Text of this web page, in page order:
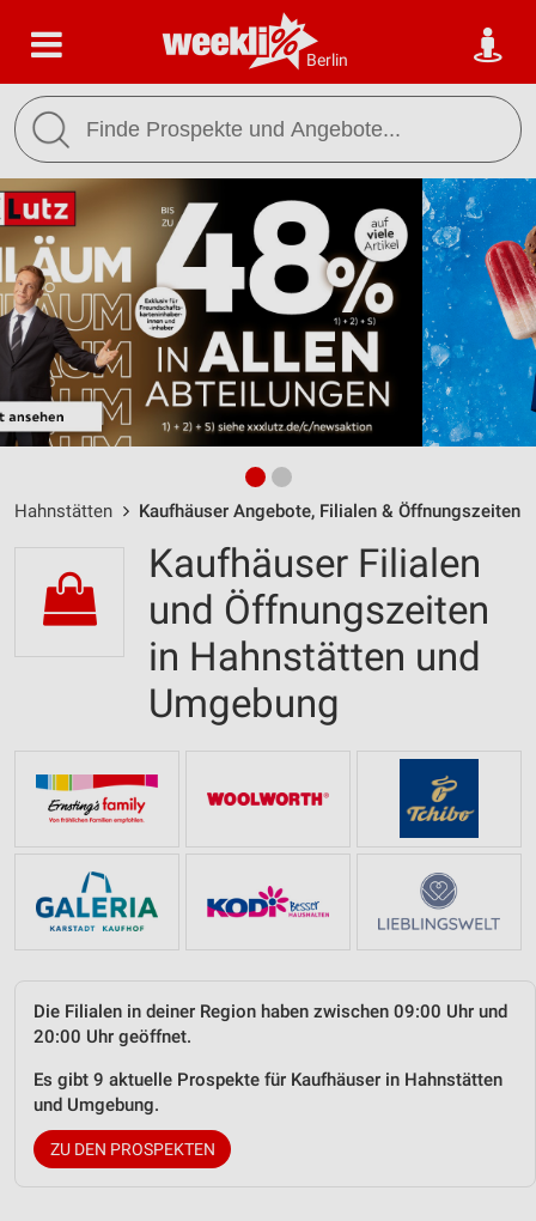
Berlin
Hahnstätten Kaufhäuser Angebote, Filialen & Öffnungszeiten
Kaufhäuser Filialen
und Öffnungszeiten
in Hahnstätten und
Umgebung
Die Filialen in deiner Region haben zwischen 09:00 Uhr und
20:00 Uhr geöffnet.
Es gibt 9 aktuelle Prospekte für Kaufhäuser in Hahnstätten
und Umgebung.
ZU DEN PROSPEKTEN